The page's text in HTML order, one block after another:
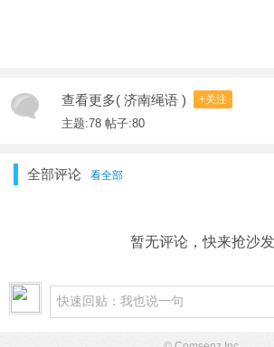
查看更多( 济南绳语 ) +关注
主题:78 帖子:80
全部评论 看全部
暂无评论，快来抢沙发